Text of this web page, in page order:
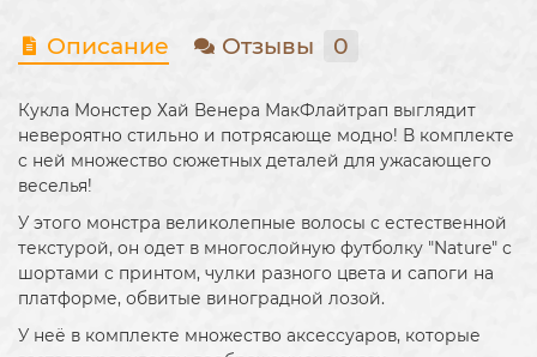
Описание Отзывы 0
Кукла Монстер Хай Венера МакФлайтрап выглядит
невероятно стильно и потрясающе модно! В комплекте
с ней множество сюжетных деталей для ужасающего
веселья!
У этого монстра великолепные волосы с естественной
текстурой, он одет в многослойную футболку "Nature" с
шортами с принтом, чулки разного цвета и сапоги на
платформе, обвитые виноградной лозой.
У неё в комплекте множество аксессуаров, которые